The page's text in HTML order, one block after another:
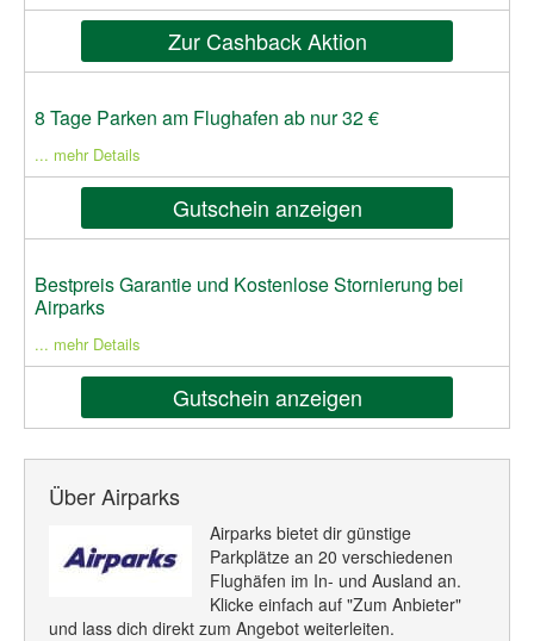
Zur Cashback Aktion
8 Tage Parken am Flughafen ab nur 32 €
... mehr Details
Gutschein anzeigen
Bestpreis Garantie und Kostenlose Stornierung bei
Airparks
... mehr Details
Gutschein anzeigen
Über Airparks
Airparks bietet dir günstige
Parkplätze an 20 verschiedenen
Flughäfen im In- und Ausland an.
Klicke einfach auf "Zum Anbieter"
und lass dich direkt zum Angebot weiterleiten.